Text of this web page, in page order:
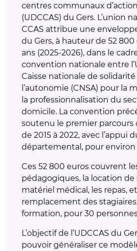
centres communaux
(UDCCAS) du Gers. L’union
CCAS attribue une enveloppe
du Gers, à hauteur de 52
ans (2025-2026), dans le
convention nationale entre
Caisse nationale de
l’autonomie (CNSA) pour la
la professionnalisation du
domicile. La convention
soutenu le premier parcours
de 2015 à 2022, avec l’appui
départemental, pour environ
Ces 52 800 euros couvrent
pédagogiques, la location de
matériel médical, les repas,
remplacement des
formation, pour 30
L’objectif de l’UDCCAS du
pouvoir généraliser ce